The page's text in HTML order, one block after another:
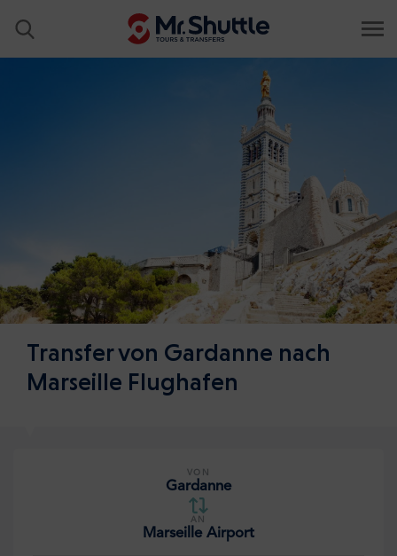
Transfer von Gardanne nach
Marseille Flughafen
VON
Gardanne
AN
Marseille Airport